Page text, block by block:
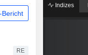
Bericht
RE
Indizes